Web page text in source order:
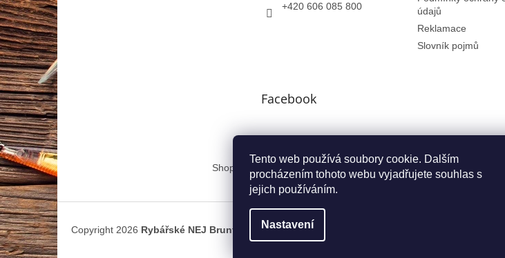
Tento web používá soubory cookie. Dalším
procházením tohoto webu vyjadřujete souhlas s
jejich používáním.
Nastavení
+420 606 085 800
údajů
Reklamace
Slovník pojmů
Facebook
Shoptet.cz Atlas.cz Centrum.cz Seznam.cz Google.cz
Copyright 2026 Rybářské NEJ Bruntál . Všechna práva vyhrazena.